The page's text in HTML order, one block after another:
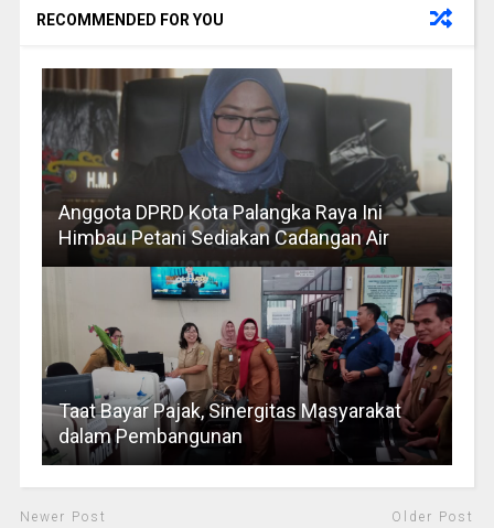
RECOMMENDED FOR YOU
Anggota DPRD Kota Palangka Raya Ini
Himbau Petani Sediakan Cadangan Air
Taat Bayar Pajak, Sinergitas Masyarakat
dalam Pembangunan
Newer Post Older Post